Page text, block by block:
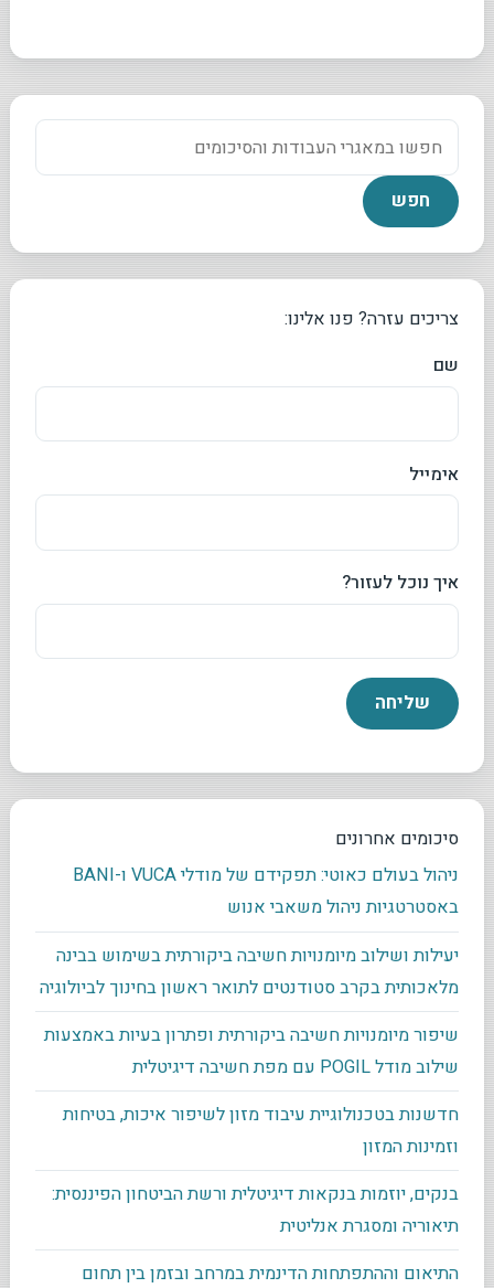
צריכים עזרה? פנו אלינו:
שם
אימייל
איך נוכל לעזור?
סיכומים אחרונים
ניהול בעולם כאוטי: תפקידם של מודלי VUCA ו-BANI
באסטרטגיות ניהול משאבי אנוש
יעילות ושילוב מיומנויות חשיבה ביקורתית בשימוש בבינה
מלאכותית בקרב סטודנטים לתואר ראשון בחינוך לביולוגיה
שיפור מיומנויות חשיבה ביקורתית ופתרון בעיות באמצעות
שילוב מודל POGIL עם מפת חשיבה דיגיטלית
חדשנות בטכנולוגיית עיבוד מזון לשיפור איכות, בטיחות
וזמינות המזון
בנקים, יוזמות בנקאות דיגיטלית ורשת הביטחון הפיננסית:
תיאוריה ומסגרת אנליטית
התיאום וההתפתחות הדינמית במרחב ובזמן בין תחום